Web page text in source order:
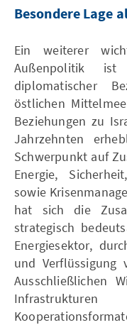
Besondere Lage
Ein weiterer
Außenpolitik ist
diplomatischer
östlichen
Beziehungen zu
Jahrzehnten
Schwerpunkt auf
Energie,
sowie
hat sich die
strategisch
Energiesektor,
und Verflüssigung
Ausschließlichen